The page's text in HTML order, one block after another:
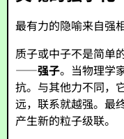
最有力的隐喻来自强
质子或中子不是简单
——强子。当物理学
抗。与其他力不同，
远，联系就越强。最
产生新的粒子级联。